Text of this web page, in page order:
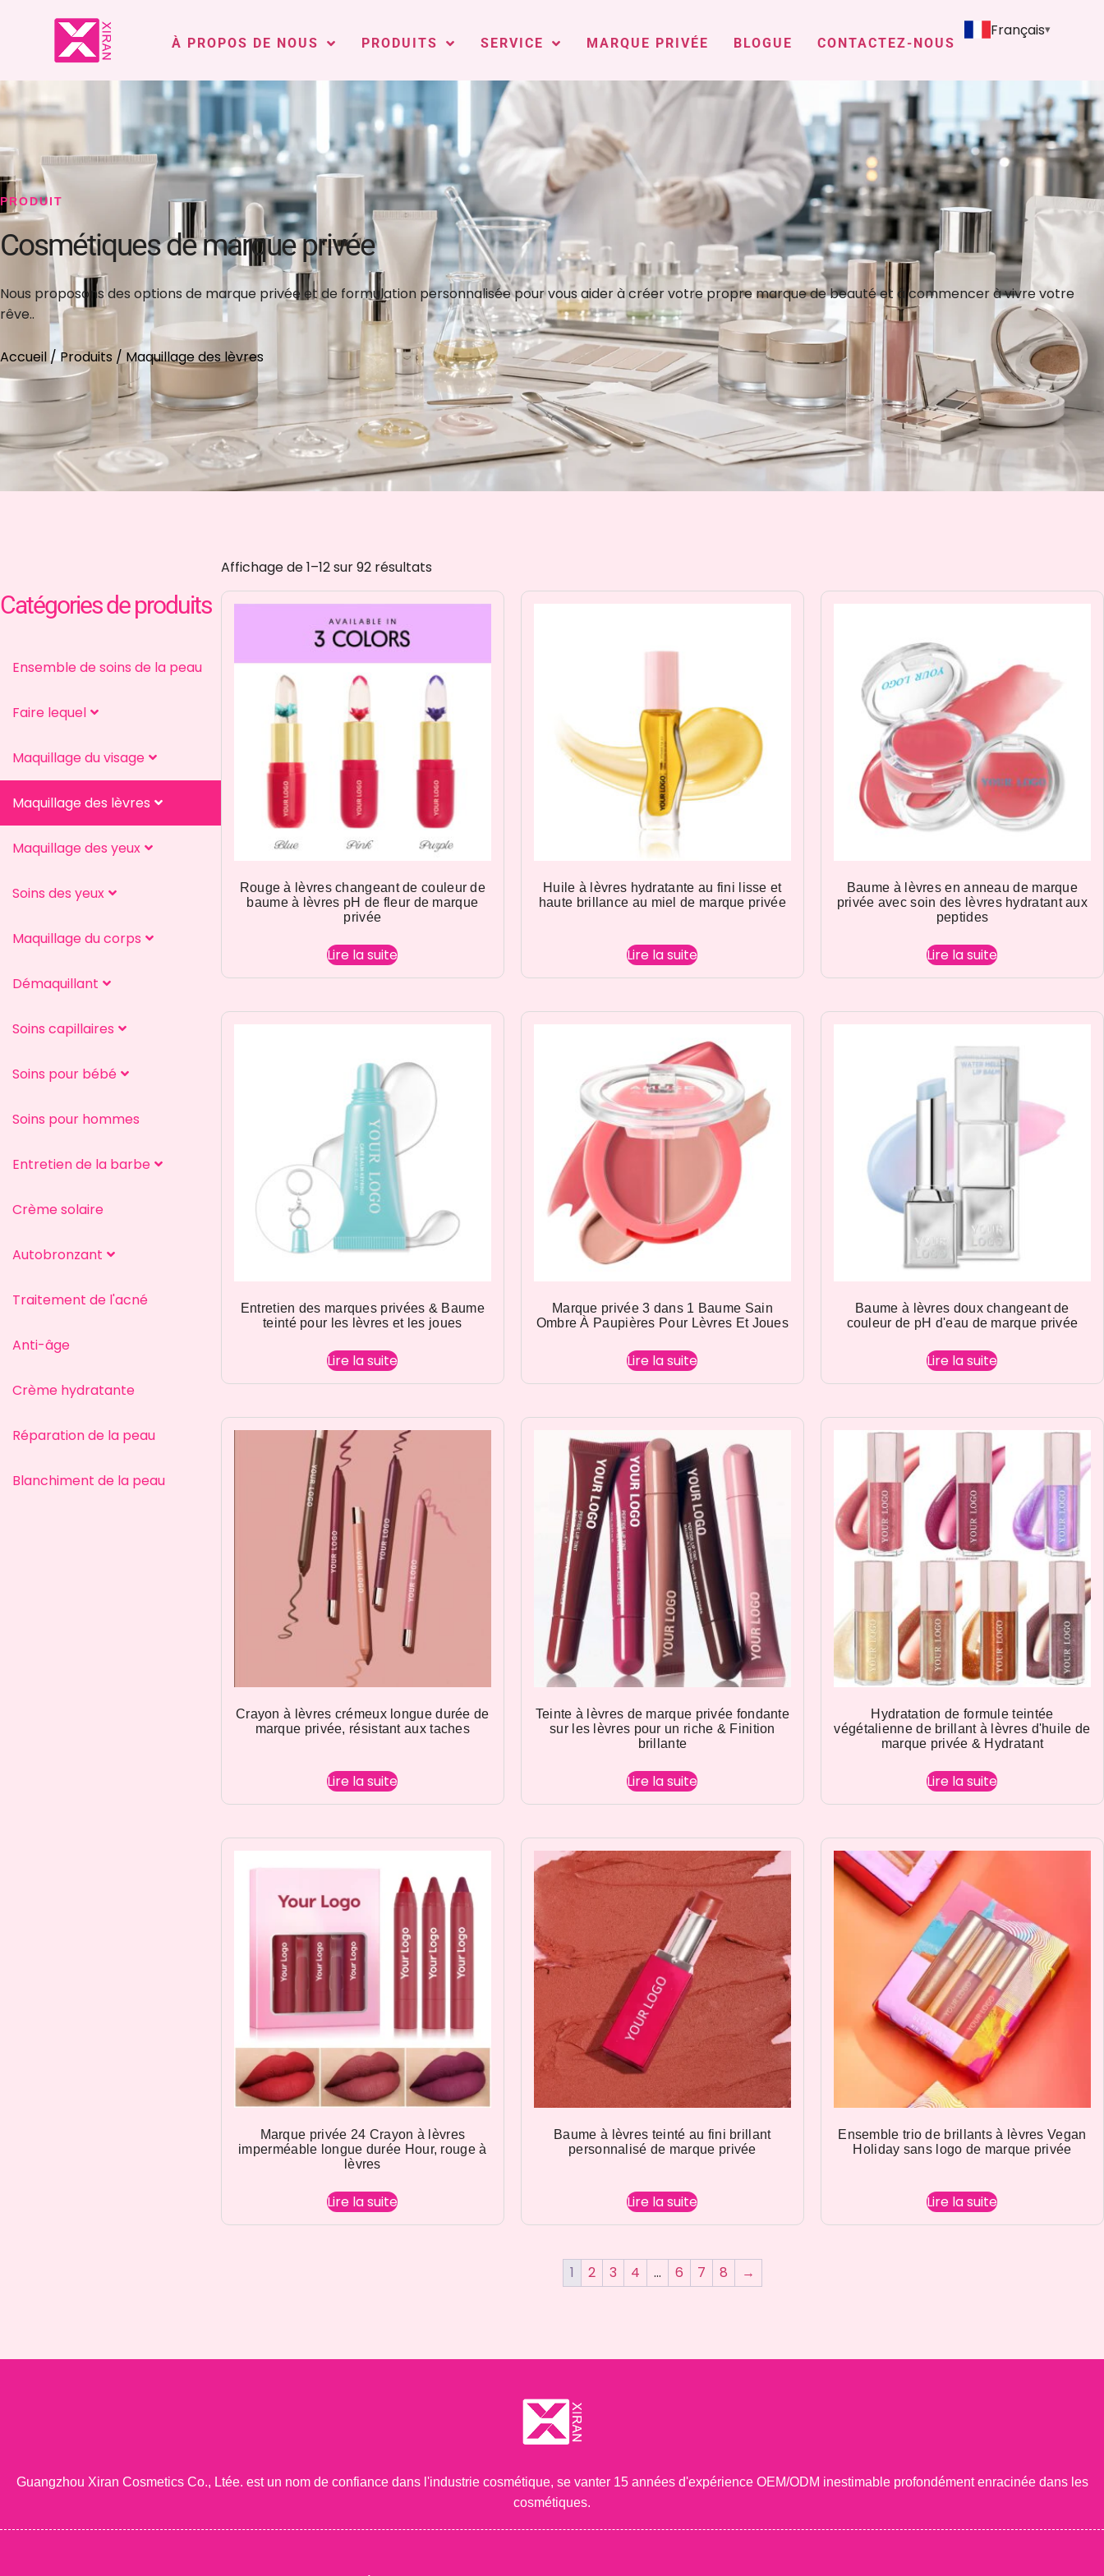
À PROPOS DE NOUS PRODUITS SERVICE MARQUE PRIVÉE BLOGUE CONTACTEZ-NOUS
Français
PRODUIT
Cosmétiques de marque privée
Nous proposons des options de marque privée et de formulation personnalisée pour vous aider à créer votre propre marque de beauté et à commencer à vivre votre
rêve..
Accueil/Produits / Maquillage des lèvres
Catégories de produits
Ensemble de soins de la peau
Faire lequel
Maquillage du visage
Maquillage des lèvres
Maquillage des yeux
Soins des yeux
Maquillage du corps
Démaquillant
Soins capillaires
Soins pour bébé
Soins pour hommes
Entretien de la barbe
Crème solaire
Autobronzant
Traitement de l'acné
Anti-âge
Crème hydratante
Réparation de la peau
Blanchiment de la peau
Affichage de 1–12 sur 92 résultats
Rouge à lèvres changeant de couleur de
baume à lèvres pH de fleur de marque
privée
Lire la suite
Huile à lèvres hydratante au fini lisse et
haute brillance au miel de marque privée
Lire la suite
Baume à lèvres en anneau de marque
privée avec soin des lèvres hydratant aux
peptides
Lire la suite
Entretien des marques privées & Baume
teinté pour les lèvres et les joues
Lire la suite
Marque privée 3 dans 1 Baume Sain
Ombre À Paupières Pour Lèvres Et Joues
Lire la suite
Baume à lèvres doux changeant de
couleur de pH d'eau de marque privée
Lire la suite
Crayon à lèvres crémeux longue durée de
marque privée, résistant aux taches
Lire la suite
Teinte à lèvres de marque privée fondante
sur les lèvres pour un riche & Finition
brillante
Lire la suite
Hydratation de formule teintée
végétalienne de brillant à lèvres d'huile de
marque privée & Hydratant
Lire la suite
Marque privée 24 Crayon à lèvres
imperméable longue durée Hour, rouge à
lèvres
Lire la suite
Baume à lèvres teinté au fini brillant
personnalisé de marque privée
Lire la suite
Ensemble trio de brillants à lèvres Vegan
Holiday sans logo de marque privée
Lire la suite
1 2 3 4 … 6 7 8 →
Guangzhou Xiran Cosmetics Co., Ltée. est un nom de confiance dans l'industrie cosmétique, se vanter 15 années d'expérience OEM/ODM inestimable profondément enracinée dans les
cosmétiques.